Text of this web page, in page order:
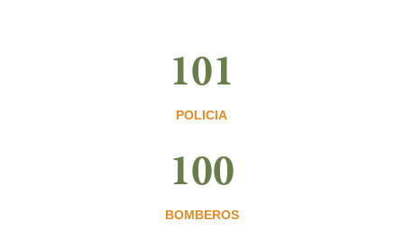
101
POLICIA
100
BOMBEROS